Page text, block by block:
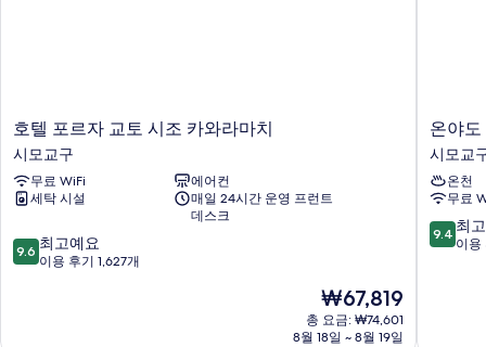
사
진
모
두
보
기
to
Lounge)
자
호
텔
포
르
자
토
시
호텔 포르자 교토 시조 카와라마치
시모교구
무료 WiFi
에어컨
세탁 시설
매일 24시간 운영 프런트
데스크
10
점
9.6 최고예요
이용 후기 1,627개
현
재
요
₩67,819
총 요금: ₩74,601
8월 18일 ~ 8월 19일
온
야
도
노
노
교
토
온야
시모교
온천
무료
10
점
9.4 최
이용